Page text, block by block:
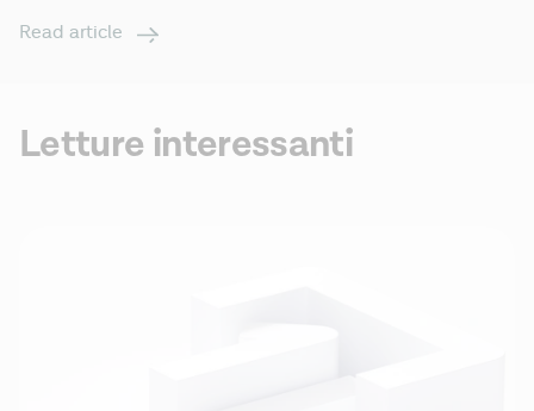
Read article
Letture interessanti